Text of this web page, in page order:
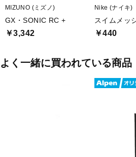
MIZUNO (ミズノ)
GX・SONIC RC +
￥3,342
Nike (ナイキ)
スイムメッ
￥440
よく一緒に買われている商品